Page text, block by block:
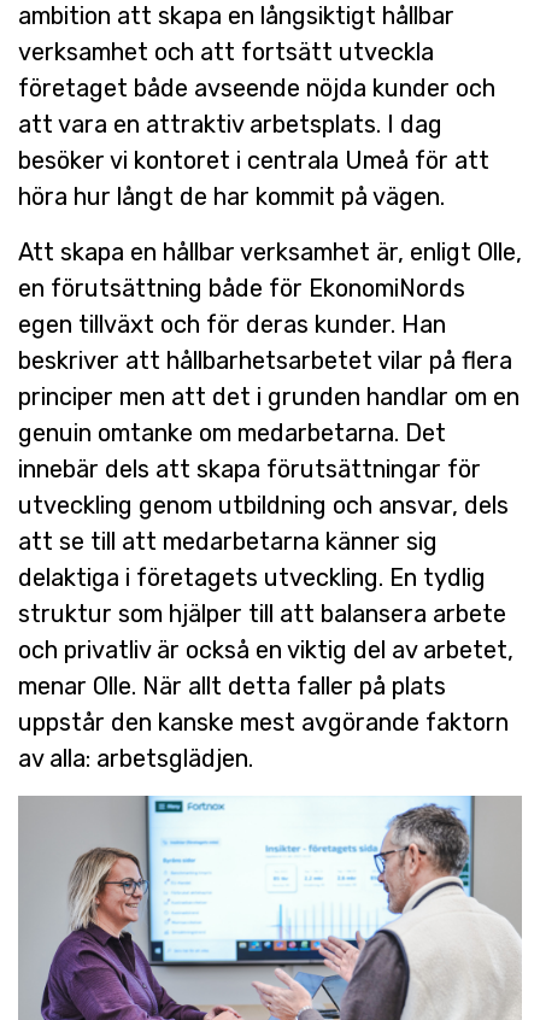
ambition att skapa en långsiktigt hållbar
verksamhet och att fortsätt utveckla
företaget både avseende nöjda kunder och
att vara en attraktiv arbetsplats. I dag
besöker vi kontoret i centrala Umeå för att
höra hur långt de har kommit på vägen.
Att skapa en hållbar verksamhet är, enligt Olle,
en förutsättning både för EkonomiNords
egen tillväxt och för deras kunder. Han
beskriver att hållbarhetsarbetet vilar på flera
principer men att det i grunden handlar om en
genuin omtanke om medarbetarna. Det
innebär dels att skapa förutsättningar för
utveckling genom utbildning och ansvar, dels
att se till att medarbetarna känner sig
delaktiga i företagets utveckling. En tydlig
struktur som hjälper till att balansera arbete
och privatliv är också en viktig del av arbetet,
menar Olle. När allt detta faller på plats
uppstår den kanske mest avgörande faktorn
av alla: arbetsglädjen.